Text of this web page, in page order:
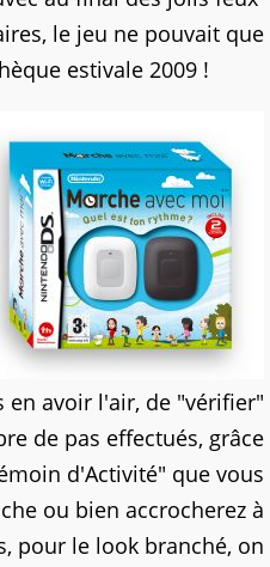
le jeu ne pouvait que
estivale 2009 !
en avoir l'air, de "vérifier"
de pas effectués, grâce
d'Activité" que vous
ou bien accrocherez à
pour le look branché, on